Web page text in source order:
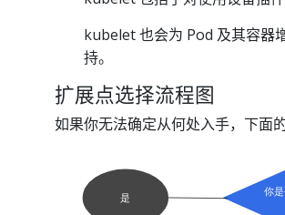
kubelet 也会为 Pod 及其容器
持。
扩展点选择流程图
如果你无法确定从何处入手，下面